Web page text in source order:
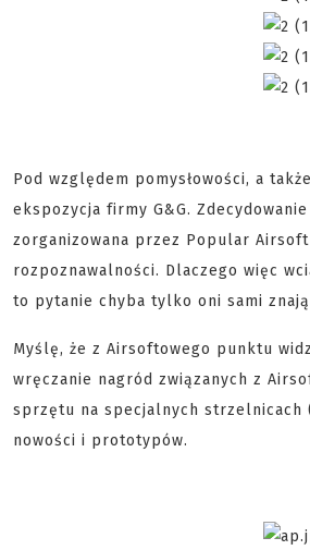
Pod względem pomysłowości, a
ekspozycja firmy G&G.
zorganizowana przez Popular
rozpoznawalności. Dlaczego więc
to pytanie chyba tylko oni sami
Myślę, że z Airsoftowego punktu
wręczanie nagród związanych z
sprzętu na specjalnych strzelnicach
nowości i prototypów.